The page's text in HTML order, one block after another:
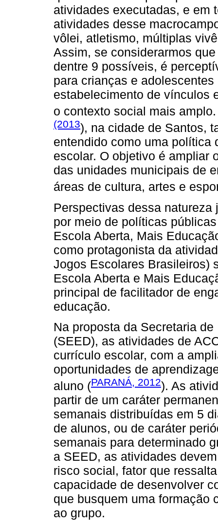
atividades executadas, e em
atividades desse
vôlei, atletismo, múltiplas
Assim, se considerarmos
dentre 9 possíveis, é
para crianças e
estabelecimento de vínculos
o contexto social mais
(2013), na cidade de Santos,
entendido como uma política
escolar. O objetivo é ampliar
das unidades municipais de
áreas de cultura, artes e
Perspectivas dessa
por meio de políticas
Escola Aberta, Mais
como protagonista da
Jogos Escolares Brasileiros)
Escola Aberta e Mais
principal de facilitador de
educação.
Na proposta da Secretaria
(SEED), as atividades de
currículo escolar, com a
oportunidades de
aluno (PARANÁ, 2012). As
partir de um caráter
semanais distribuídas em 5
de alunos, ou de caráter
semanais para determinado
a SEED, as atividades
risco social, fator que
capacidade de desenvolver
que busquem uma formação
ao grupo.